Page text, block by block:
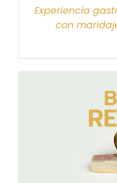
Experiencia
con